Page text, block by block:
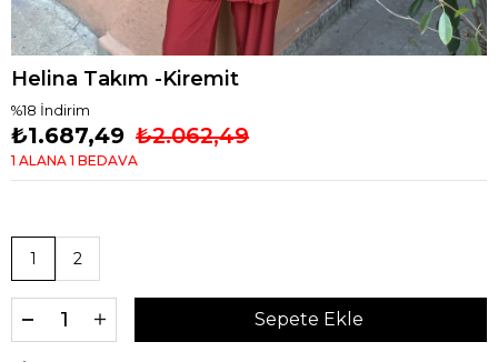
Helina Takım -Kiremit
%18 İndirim
₺2.062,49
₺1.687,49
1 ALANA 1 BEDAVA
1 2